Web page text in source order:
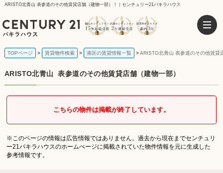
ARISTO北青山 表参道のその他賃貸店舗（建物一部）！｜センチュリー21パキラハウス
TOPページ 賃貸物件検索 港区の賃貸情報一覧 ARISTO北青山 表参道のその他賃貸
ARISTO北青山 表参道のその他賃貸店舗（建物一部）
こちらの物件は掲載が終了しています。
※このページの情報は広告情報ではありません。過去から現在までセンチュリ
ー21パキラハウスのホームぺージに掲載されていた物件情報を元に生成した
参考情報です。